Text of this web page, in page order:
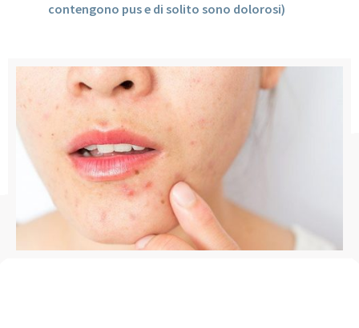
contengono pus e di solito sono dolorosi)